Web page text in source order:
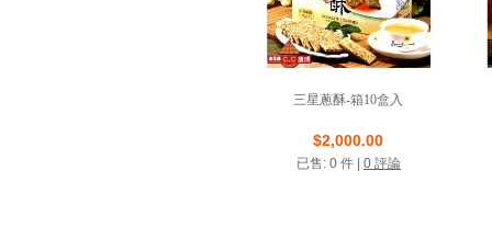
三星蔥酥-箱10盒入
店鋪名稱: 康成食品
VIP商店
$2,000.00
已售: 0 件 | 0 評論